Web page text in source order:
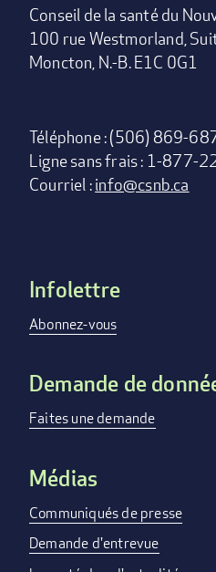
Conseil de la santé du
100 rue Westmorland,
Moncton, N.-B. E1C 0G1
Téléphone : (506) 869-
Ligne sans frais : 1-877-
Courriel :info@csnb.ca
Footer
menu
Infolettre
Abonnez-vous
Demande de
Faites une demande
Médias
Communiqués de presse
Demande d'entrevue